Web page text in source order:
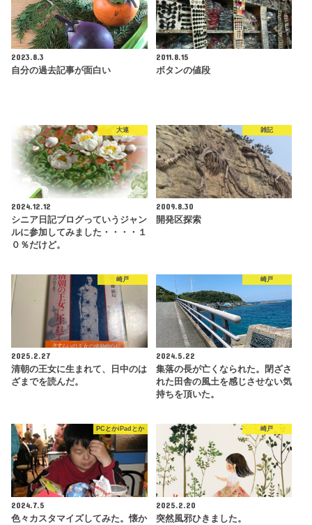
2023.8.3
自分の過去記事が面白い
2011.8.15
ボタンの値段
大連
2024.12.12
シニア日記ブログっていうジャン
ルに参加してみました・・・・１
０％だけど。
雑記
2009.8.30
開発区探索
崎戸
2025.2.27
清朝の王女に生まれて、日中のは
ざまでを読んだ。
崎戸
2024.5.22
集落の長が亡くなられた。閉ざさ
れた田舎の風土を感じさせない気
持ちを頂いた。
PCとかiPadとか
2024.7.5
色々カスタマイズしてみた。懐か
崎戸
2025.2.20
突然風邪ひきました。